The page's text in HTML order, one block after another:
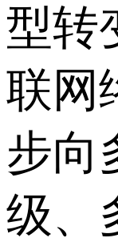
型转
联网
步向
级、